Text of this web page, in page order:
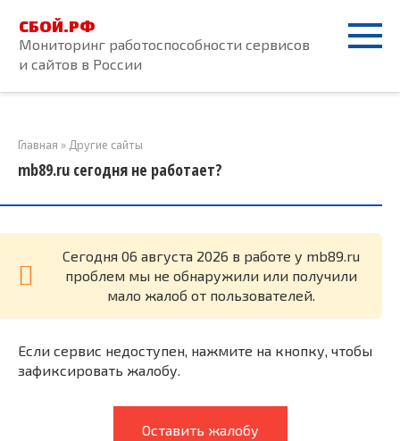
контенту
СБОЙ.РФ
Мониторинг работоспособности сервисов
и сайтов в России
Главная » Другие сайты
mb89.ru сегодня не работает?
Cегодня 06 августа 2026 в работе у mb89.ru
проблем мы не обнаружили или получили
мало жалоб от пользователей.
Если сервис недоступен, нажмите на кнопку, чтобы
зафиксировать жалобу.
Оставить жалобу